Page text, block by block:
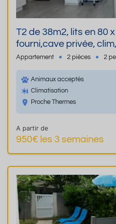
T2 de 38m2, lits en 80
fourni,cave privée,
chien admis, 2
Appartement 2 pièces 2
Animaux acceptés
Climatisation
Proche Thermes
A partir de
950€ les 3 semaines